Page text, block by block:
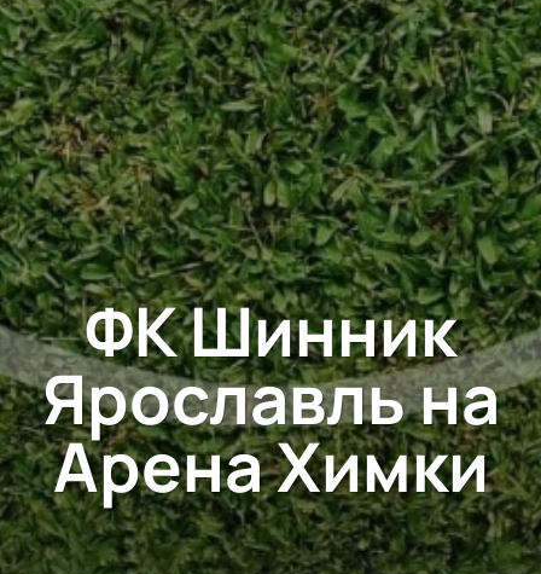
ФК Шинник
Ярославль на
Арена Химки